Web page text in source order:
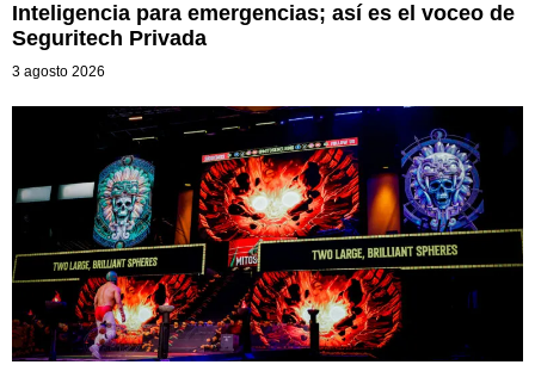
Inteligencia para emergencias; así es el voceo de
Seguritech Privada
3 agosto 2026